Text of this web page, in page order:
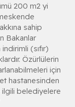
200 m2 yi
sahip
Bakanlar
(sıfır)
Özürlülerin
için
hastanesinden
ilgili belediyelere